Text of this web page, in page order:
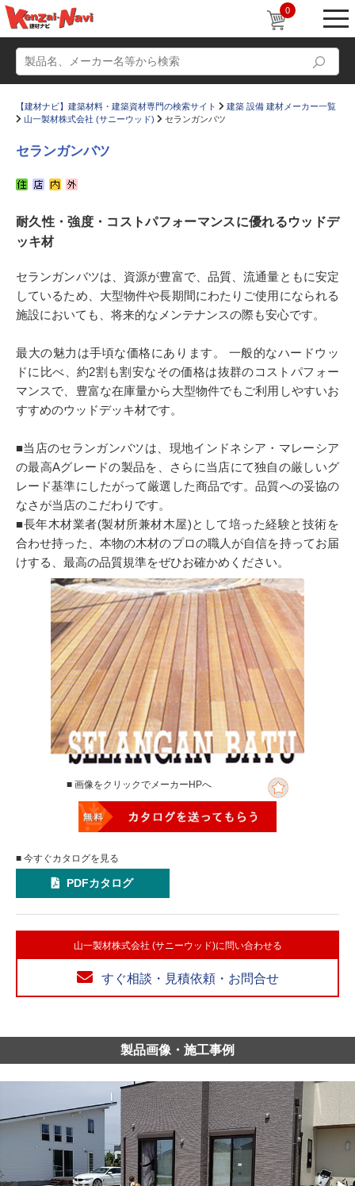
0
かたなび コラム
Q＆A 販売・施工代理店募集
お気に入り
【建材ナビ】建築材料・建築資材専門の検索サイト
建築 設備 建材メーカー一覧
山一製材株式会社 (サニーウッド)
セランガンバツ
セランガンバツ
耐久性・強度・コストパフォーマンスに優れるウッドデ
ッキ材
セランガンバツは、資源が豊富で、品質、流通量ともに安定
しているため、大型物件や長期間にわたりご使用になられる
施設においても、将来的なメンテナンスの際も安心です。
最大の魅力は手頃な価格にあります。 一般的なハードウッ
ドに比べ、約2割も割安なその価格は抜群のコストパフォー
マンスで、豊富な在庫量から大型物件でもご利用しやすいお
すすめのウッドデッキ材です。
■当店のセランガンバツは、現地インドネシア・マレーシア
の最高Aグレードの製品を、さらに当店にて独自の厳しいグ
レード基準にしたがって厳選した商品です。品質への妥協の
なさが当店のこだわりです。
■長年木材業者(製材所兼材木屋)として培った経験と技術を
合わせ持った、本物の木材のプロの職人が自信を持ってお届
けする、最高の品質規準をぜひお確かめください。
■ 画像をクリックでメーカーHPへ
■ 今すぐカタログを見る
PDFカタログ
山一製材株式会社 (サニーウッド)に問い合わせる
すぐ相談・見積依頼・お問合せ
製品画像・施工事例